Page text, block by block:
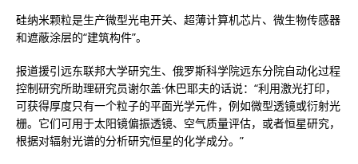
硅纳米颗粒是生产微型光电开关、超薄计算机芯片、微生物传感器
和遮蔽涂层的“建筑构件”。
报道援引远东联邦大学研究生、俄罗斯科学院远东分院自动化过程
控制研究所助理研究员谢尔盖·休巴耶夫的话说：“利用激光打印，
可获得厚度只有一个粒子的平面光学元件，例如微型透镜或衍射光
栅。它们可用于太阳镜偏振透镜、空气质量评估，或者恒星研究，
根据对辐射光谱的分析研究恒星的化学成分。”